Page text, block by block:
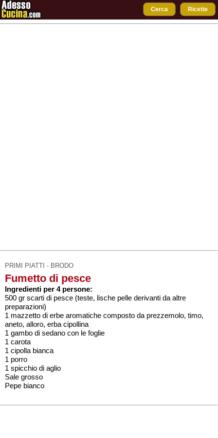
Cerca Ricette
PRIMI PIATTI - BRODO
Fumetto di pesce
Ingredienti per 4 persone:
500 gr scarti di pesce (teste, lische pelle derivanti da altre
preparazioni)
1 mazzetto di erbe aromatiche composto da prezzemolo, timo,
aneto, alloro, erba cipollina
1 gambo di sedano con le foglie
1 carota
1 cipolla bianca
1 porro
1 spicchio di aglio
Sale grosso
Pepe bianco